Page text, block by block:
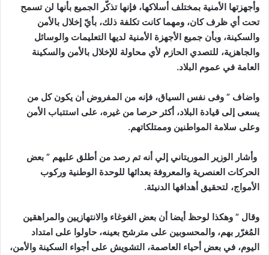
وأجهزتها الأمنية بمختلف أسلاكها، فإنها تذكّر الجميع بأنها لن تسمح
تحت أي ظرف كان، ومهما كانت تكلفة ذلك، بأيّ إخلال بالأمن
والسكينة، وبأن جميع الأجهزة الأمنية لديها التعليمات والوسائل
والجاهزية، للتصدي الحازم لأي محاولة للإخلال بالأمن والسكينة
العامة في عموم البلاد.
واضاف ” وفى نفس السياق، فإنه من المفروض أن يكون كل من
يسعى إلى قيادة البلاد، أكثر حرصا من غيره، على استتباب الأمن
وعلى سلامة المواطنين وممتلكاتهم.
وأشار الوزير الموريتاني إلي أنه تم رصد من أطلق عليهم ” بعض
الحركات العنصرية والمعروفة بعدائها للوحدة الوطنية وركوب
الأمواج، لتحقيق أهدافها الدنيئة.
وقال ” وهكذا لوحظ أيضا أن بعض الغوغاء والانتهازيين والمراهقين
المُغرّر بهم، والمحسوبين على مترشح بعينه، حاولوا على امتداد
اليوم، في بعض أحياء العاصمة، التشويش على أجواء السكينة والأمن،